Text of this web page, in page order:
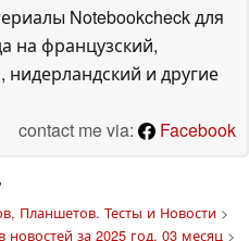
Notebookcheck для
на французский,
нидерландский и другие
contact me via:
Facebook
'
Планшетов. Тесты и Новости>
новостей за 2025 год, 03 месяц >